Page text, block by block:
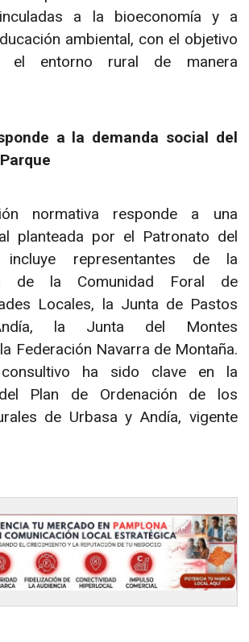
a la bioeconomía y a
ambiental, con el objetivo
el entorno rural de manera
a la demanda social del
normativa responde a una
planteada por el Patronato del
incluye representantes de la
de la Comunidad Foral de
Locales, la Junta de Pastos
la Junta del Montes
Federación Navarra de Montaña.
ha sido clave en la
Plan de Ordenación de los
de Urbasa y Andía, vigente